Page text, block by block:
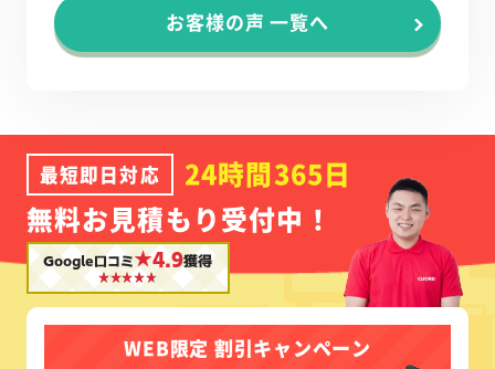
お客様の声 一覧へ
最短即日対応
24時間365日
無料お見積もり受付中！
Google口コミ★4.9獲得
WEB限定 割引キャンペーン